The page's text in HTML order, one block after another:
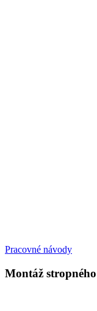
Pracovné návody
Montáž